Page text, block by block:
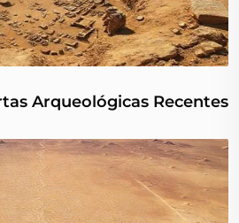
Arqueológicas Recentes